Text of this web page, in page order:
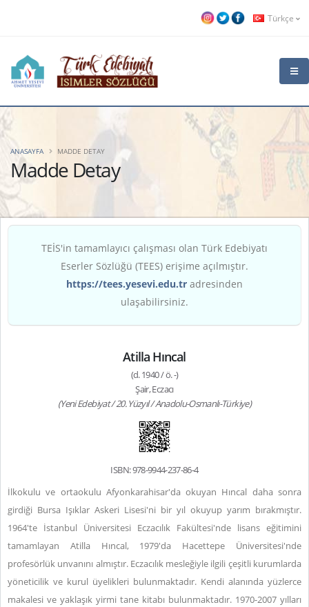
Türkçe
Madde Detay
ANASAYFA MADDE DETAY
TEİS'in tamamlayıcı çalışması olan Türk Edebiyatı
Eserler Sözlüğü (TEES) erişime açılmıştır.
https://tees.yesevi.edu.tr adresinden
ulaşabilirsiniz.
Atilla Hıncal
(d. 1940 / ö. -)
Şair, Eczacı
(Yeni Edebiyat / 20. Yüzyıl / Anadolu-Osmanlı-Türkiye)
ISBN: 978-9944-237-86-4
İlkokulu ve ortaokulu Afyonkarahisar'da okuyan Hıncal daha sonra
girdiği Bursa Işıklar Askeri Lisesi'ni bir yıl okuyup yarım bırakmıştır.
1964'te İstanbul Üniversitesi Eczacılık Fakültesi'nde lisans eğitimini
tamamlayan Atilla Hıncal, 1979'da Hacettepe Üniversitesi'nde
profesörlük unvanını almıştır. Eczacılık mesleğiyle ilgili çeşitli kurumlarda
yöneticilik ve kurul üyelikleri bulunmaktadır. Kendi alanında yüzlerce
makalesi ve yaklaşık yirmi tane kitabı bulunmaktadır. 1970-2007 yılları